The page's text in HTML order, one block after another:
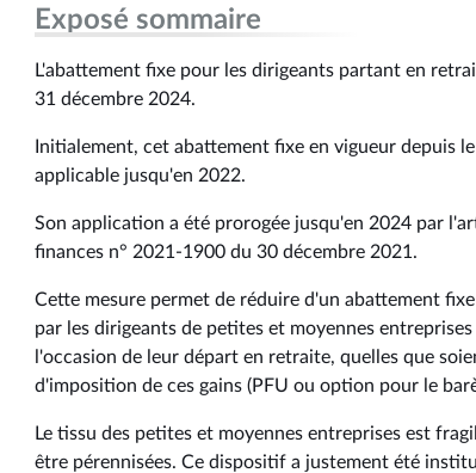
19 octobre 2024
17 octobre 2024
18 octobre 2024
15 octobre 2024
16 octobre 2024
18 octobre 2024
17 octobre 2024
Exposé sommaire
L'abattement fixe pour les dirigeants partant en
31 décembre 2024.
Initialement, cet abattement fixe en vigueur depuis
applicable jusqu'en 2022.
Son application a été prorogée jusqu'en 2024 par
finances n° 2021-1900 du 30 décembre 2021.
Cette mesure permet de réduire d'un abattement
par les dirigeants de petites et moyennes
l'occasion de leur départ en retraite, quelles que
d'imposition de ces gains (PFU ou option pour le
Le tissu des petites et moyennes entreprises est
être pérennisées. Ce dispositif a justement été